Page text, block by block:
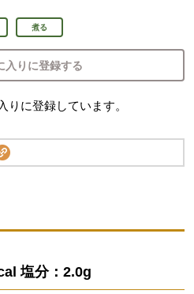
煮る
入りに登録する
りに登録しています。
塩分：2.0g